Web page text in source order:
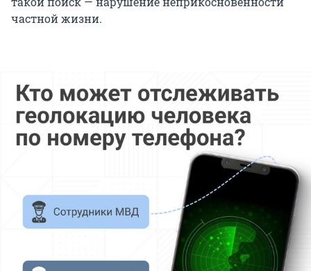
частной жизни.